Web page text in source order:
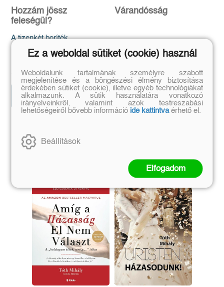
Hozzám jössz
feleségül?
A tizenkét boríték
Bihari Ádám
5 999 Ft
5 399 Ft
Előrendelem
Várandósság
Robin Lim
Eredeti ár:
5 399 Ft
Kosárba
Szerző további művei
Ez a weboldal sütiket (cookie) használ
Weboldalunk tartalmának személyre szabott
megjelenítése és a böngészési élmény biztosítása
érdekében sütiket (cookie), illetve egyéb technológiákat
alkalmazunk. A sütik használatára vonatkozó
irányelveinkről, valamint azok testreszabási
lehetőségeiről bővebb információ ide kattintvaérhető el.
Beállítások
Elfogadom